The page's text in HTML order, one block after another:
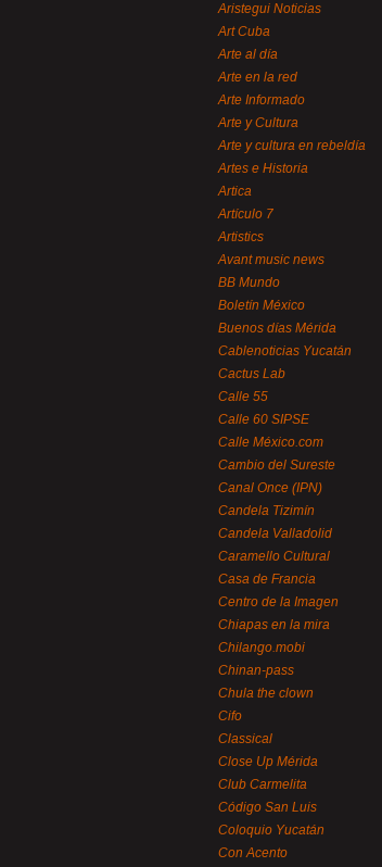
Aristegui Noticias
Art Cuba
Arte al día
Arte en la red
Arte Informado
Arte y Cultura
Arte y cultura en rebeldía
Artes e Historia
Artica
Artículo 7
Artistics
Avant music news
BB Mundo
Boletín México
Buenos días Mérida
Cablenoticias Yucatán
Cactus Lab
Calle 55
Calle 60 SIPSE
Calle México.com
Cambio del Sureste
Canal Once (IPN)
Candela Tizimín
Candela Valladolid
Caramello Cultural
Casa de Francia
Centro de la Imagen
Chiapas en la mira
Chilango.mobi
Chinan-pass
Chula the clown
Cifo
Classical
Close Up Mérida
Club Carmelita
Código San Luis
Coloquio Yucatán
Con Acento